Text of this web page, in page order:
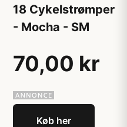
18 Cykelstrømper
- Mocha - SM
70,00 kr
Køb her